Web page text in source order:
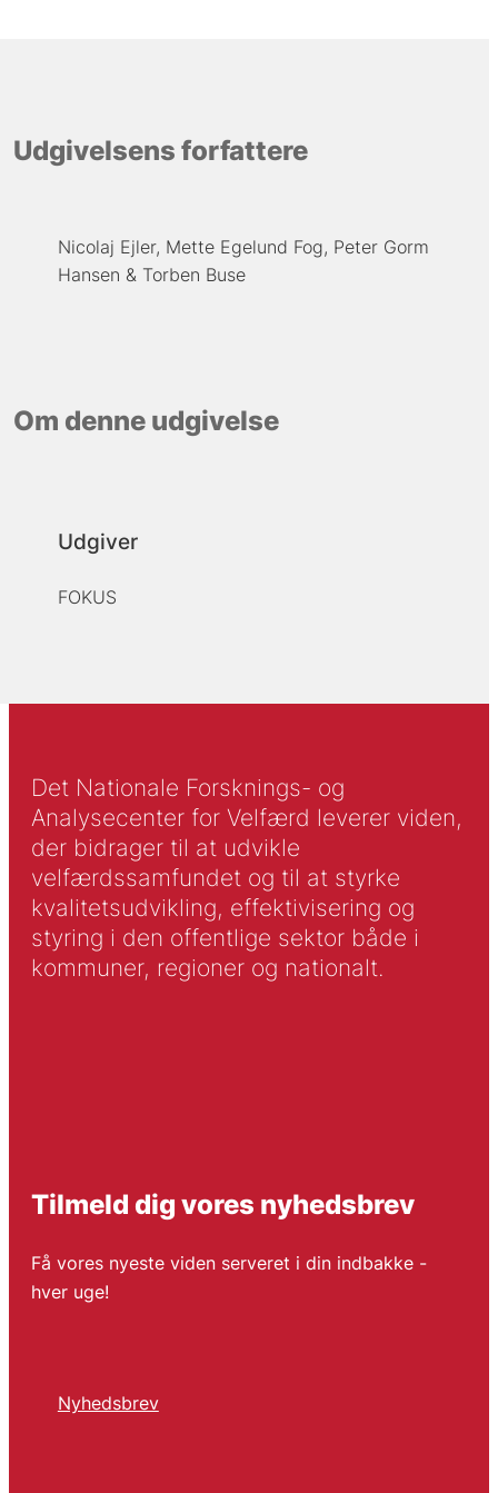
Udgivelsens forfattere
Nicolaj Ejler Mette Egelund Fog Peter Gorm
Hansen
Torben Buse
Om denne udgivelse
Udgiver
FOKUS
Det Nationale Forsknings- og
Analysecenter for Velfærd leverer viden,
der bidrager til at udvikle
velfærdssamfundet og til at styrke
kvalitetsudvikling, effektivisering og
styring i den offentlige sektor både i
kommuner, regioner og nationalt.
Tilmeld dig vores nyhedsbrev
Få vores nyeste viden serveret i din indbakke -
hver uge!
Nyhedsbrev